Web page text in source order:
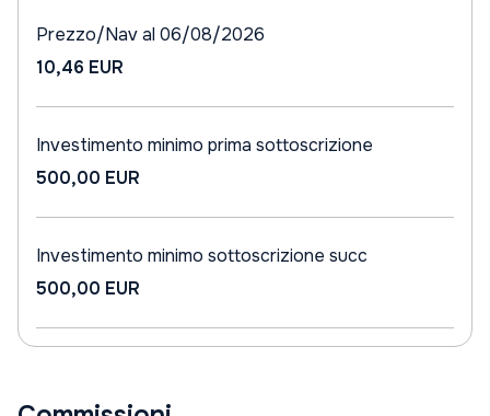
Prezzo/Nav al 06/08/2026
10,46 EUR
Investimento minimo prima sottoscrizione
500,00 EUR
Investimento minimo sottoscrizione succ
500,00 EUR